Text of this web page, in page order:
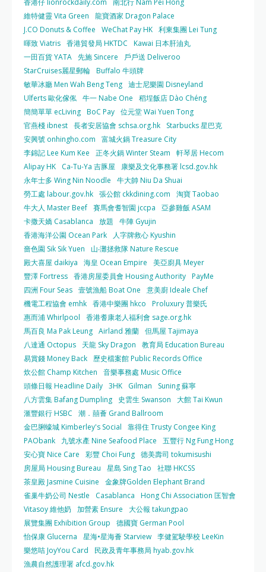
香港仔 lionrockdaily.com
南北行 Nam Pei Hong
維特健靈 Vita Green
龍寶酒家 Dragon Palace
J.CO Donuts & Coffee
WeChat Pay HK 利東集團 Lei Tung
暉致 Viatris 香港貿發局 HKTDC
Kawai 日本肝油丸
一田百貨 YATA 先施 Sincere
戶戶送 Deliveroo
StarCruises麗星郵輪 Buffalo 牛頭牌
敏華冰廳 Men Wah Beng Teng 迪士尼樂園 Disneyland
Ulferts 歐化傢俬 牛一 Nabe One
稻埕飯店 Dào Chéng
簡簡單單 ecLiving BoC Pay 位元堂 Wai Yuen Tong
官燕棧 ibnest 長者安居協會 schsa.org.hk
Starbucks 星巴克
安興號 onhingho.com
富城火鍋 Treasure City
李錦記 Lee Kum Kee
正冬火鍋 Winter Steam
軒琴居 Hecom
Alipay HK
Ca-Tu-Ya 吉豚屋
康樂及文化事務署 lcsd.gov.hk
永年士多 Wing Nin Noodle
牛大帥 Niu Da Shuai
勞工處 labour.gov.hk 張公館 ckkdining.com
淘寶 Taobao
牛大人 Master Beef 賽馬會耆智園 jccpa
亞參雞飯 ASAM
卡撒天嬌 Casablanca
放題
牛陣 Gyujin
香港海洋公園 Ocean Park
人字牌救心 Kyushin
嗇色園 Sik Sik Yuen
山‧灘拯救隊 Nature Rescue
殿大喜屋 daikiya
海皇 Ocean Empire
美亞廚具 Meyer
豐澤 Fortress 香港房屋委員會 Housing Authority PayMe
四洲 Four Seas 壹號漁船 Boat One
意美廚 Ideale Chef
機電工程協會 emhk 香港中樂團 hkco
Proluxury 普樂氏
惠而浦 Whirlpool
香港耆康老人福利會 sage.org.hk
馬百良 Ma Pak Leung Airland 雅蘭 但馬屋 Tajimaya
八達通 Octopus
天龍 Sky Dragon
教育局 Education Bureau
易賞錢 Money Back
歷史檔案館 Public Records Office
炊公館 Champ Kitchen
音樂事務處 Music Office
頭條日報 Headline Daily 3HK Gilman
Suning 蘇寧
八方雲集 Bafang Dumpling
史雲生 Swanson
大館 Tai Kwun
滙豐銀行 HSBC
潮．囍薈 Grand Ballroom
金巴脷蠔城 Kimberley's Social
靠得住 Trusty Congee King
PAObank
九號水產 Nine Seafood Place
五豐行 Ng Fung Hong
安心寶 Nice Care
彩豐 Choi Fung 德美壽司 tokumisushi
房屋局 Housing Bureau
星島 Sing Tao
社聯 HKCSS
茶皇殿 Jasmine Cuisine
金象牌Golden Elephant Brand
雀巢牛奶公司 Nestle
Casablanca
Hong Chi Association 匡智會
Vitasoy 維他奶
加營素 Ensure
大公報 takungpao
展覽集團 Exhibition Group
德國寶 German Pool
怡保康 Glucerna
星海•星海薈 Starview 李健駕駛學校 LeeKin
樂悠咭 JoyYou Card
民政及青年事務局 hyab.gov.hk
漁農自然護理署 afcd.gov.hk